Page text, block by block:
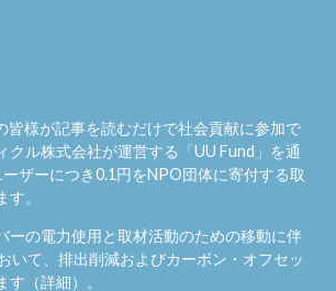
皆様が記事を読むだけで社会貢献に参加で
クル株式会社が運営する「UU Fund 」を通
ザーにつき0.1円をNPO団体に寄付する取
。
ーの電力使用と取材活動のための移動に伴
いて、排出削減およびカーボン・オフセッ
す（詳細）。